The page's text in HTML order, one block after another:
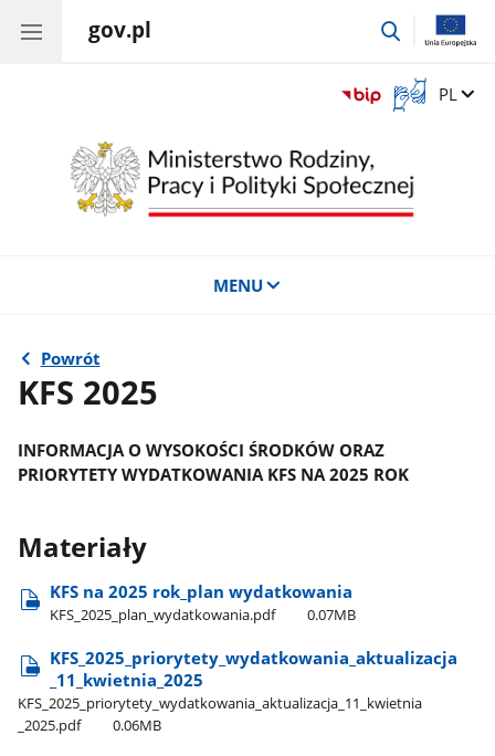
gov.pl
przejdź
Otwórz
okno
języka
migowego
Zmień
PL
MENU
Powrót
KFS 2025
INFORMACJA O WYSOKOŚCI ŚRODKÓW ORAZ
PRIORYTETY WYDATKOWANIA KFS NA 2025 ROK
Materiały
KFS na 2025 rok​_plan wydatkowania
KFS​_2025​_plan​_wydatkowania.pdf 0.07MB
KFS​_2025​_priorytety​_wydatkowania​_aktualizacja​
_11​_kwietnia​_2025
KFS​_2025​_priorytety​_wydatkowania​_aktualizacja​_11​_kwietnia​
_2025.pdf
0.06MB